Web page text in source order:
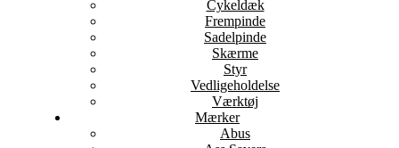
Cykeldæk
Frempinde
Sadelpinde
Skærme
Styr
Vedligeholdelse
Værktøj
Mærker
Abus